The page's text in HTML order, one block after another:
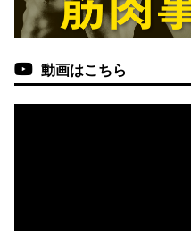
動画はこちら